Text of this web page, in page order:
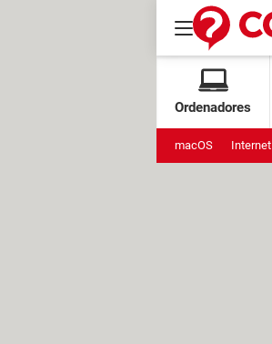
Ordenadores
macOS Internet